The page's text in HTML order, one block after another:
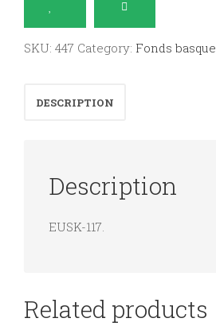
Santa
quantity
SKU: 447 Category: Fonds basque
DESCRIPTION
Description
EUSK-117.
Related products